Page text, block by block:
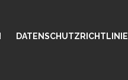
DATENSCHUTZRICHTLINIE